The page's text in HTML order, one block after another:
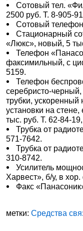
Сотовый тел.
2500 руб. Т. 8-905-
Сотовый
Стационарный
«Люкс», новый, 5
Телефон
факсимильный, с
5159.
Телефон
серебристо-
трубки,
установки на
тыс. руб. Т. 62-84-
Трубка от
571-7642.
Трубка от
310-8742.
Усилитель
Харвест», б/у, в
Факс
метки:Средства